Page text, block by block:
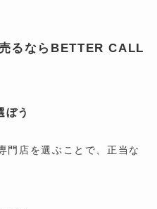
るならBETTER CALL
ぼう
門店を選ぶことで、正当な